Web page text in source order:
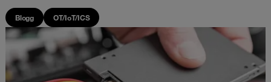
Blogg OT/IoT/ICS